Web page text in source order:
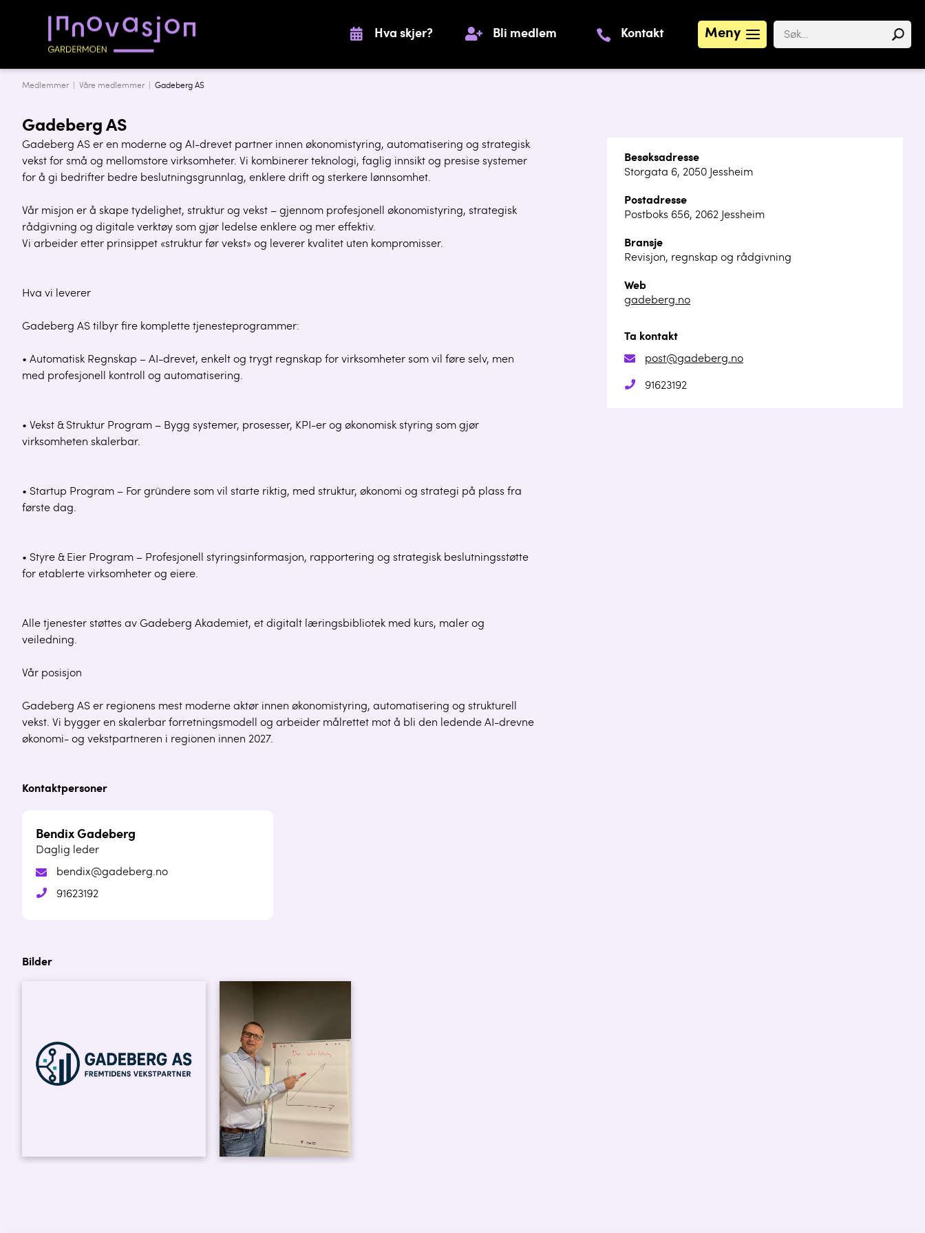
Meny
Hva skjer? Bli medlem Kontakt
Medlemmer | Våre medlemmer| Gadeberg AS
Gadeberg AS
Gadeberg AS er en moderne og AI-drevet partner innen økonomistyring, automatisering og strategisk
vekst for små og mellomstore virksomheter. Vi kombinerer teknologi, faglig innsikt og presise systemer
for å gi bedrifter bedre beslutningsgrunnlag, enklere drift og sterkere lønnsomhet.
Vår misjon er å skape tydelighet, struktur og vekst – gjennom profesjonell økonomistyring, strategisk
rådgivning og digitale verktøy som gjør ledelse enklere og mer effektiv.
Vi arbeider etter prinsippet «struktur før vekst» og leverer kvalitet uten kompromisser.
Hva vi leverer
Gadeberg AS tilbyr fire komplette tjenesteprogrammer:
• Automatisk Regnskap – AI-drevet, enkelt og trygt regnskap for virksomheter som vil føre selv, men
med profesjonell kontroll og automatisering.
• Vekst & Struktur Program – Bygg systemer, prosesser, KPI-er og økonomisk styring som gjør
virksomheten skalerbar.
• Startup Program – For gründere som vil starte riktig, med struktur, økonomi og strategi på plass fra
første dag.
• Styre & Eier Program – Profesjonell styringsinformasjon, rapportering og strategisk beslutningsstøtte
for etablerte virksomheter og eiere.
Alle tjenester støttes av Gadeberg Akademiet, et digitalt læringsbibliotek med kurs, maler og
veiledning.
Vår posisjon
Gadeberg AS er regionens mest moderne aktør innen økonomistyring, automatisering og strukturell
vekst. Vi bygger en skalerbar forretningsmodell og arbeider målrettet mot å bli den ledende AI-drevne
økonomi- og vekstpartneren i regionen innen 2027.
Kontaktpersoner
Bendix Gadeberg
Daglig leder
bendix@gadeberg.no
91623192
Bilder
Besøksadresse
Storgata 6, 2050 Jessheim
Postadresse
Postboks 656, 2062 Jessheim
Bransje
Revisjon, regnskap og rådgivning
Web
gadeberg.no
Ta kontakt
post@gadeberg.no
91623192